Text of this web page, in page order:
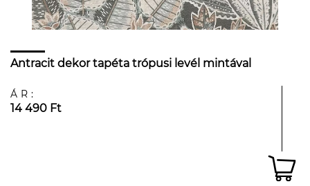
Antracit dekor tapéta trópusi levél mintával
ÁR:
14 490 Ft